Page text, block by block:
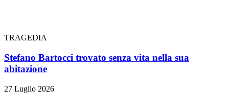
TRAGEDIA
Stefano Bartocci trovato senza vita nella sua
abitazione
27 Luglio 2026